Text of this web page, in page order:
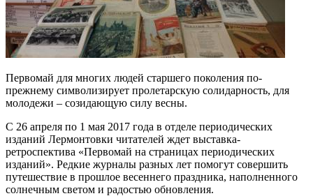
Первомай для многих людей старшего поколения по-
прежнему символизирует пролетарскую солидарность, для
молодежи – созидающую силу весны.
С 26 апреля по 1 мая 2017 года в отделе периодических
изданий Лермонтовки читателей ждет выставка-
ретроспектива «Первомай на страницах периодических
изданий». Редкие журналы разных лет помогут совершить
путешествие в прошлое весеннего праздника, наполненного
солнечным светом и радостью обновления.